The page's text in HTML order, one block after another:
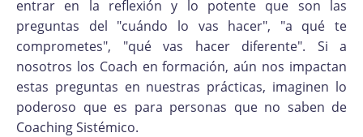
entrar en la reflexión y lo potente que son las
preguntas del "cuándo lo vas hacer", "a qué te
comprometes", "qué vas hacer diferente". Si a
nosotros los Coach en formación, aún nos impactan
estas preguntas en nuestras prácticas, imaginen lo
poderoso que es para personas que no saben de
Coaching Sistémico.